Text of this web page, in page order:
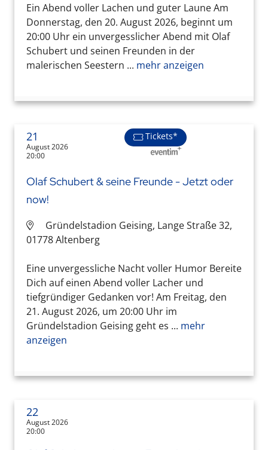
Ein Abend voller Lachen und guter Laune Am
Donnerstag, den 20. August 2026, beginnt um
20:00 Uhr ein unvergesslicher Abend mit Olaf
Schubert und seinen Freunden in der
malerischen Seestern ... mehr anzeigen
21
August 2026
20:00
Tickets*
Olaf Schubert & seine Freunde - Jetzt oder
now!
Gründelstadion Geising, Lange Straße 32,
01778 Altenberg
Eine unvergessliche Nacht voller Humor Bereite
Dich auf einen Abend voller Lacher und
tiefgründiger Gedanken vor! Am Freitag, den
21. August 2026, um 20:00 Uhr im
Gründelstadion Geising geht es ... mehr
anzeigen
22
August 2026
20:00